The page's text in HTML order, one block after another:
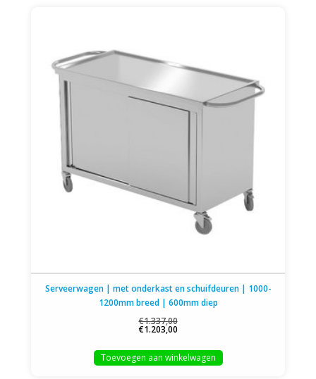
Serveerwagen | met onderkast en schuifdeuren | 1000-
1200mm breed | 600mm diep
€1.337,00
€1.203,00
Toevoegen aan winkelwagen